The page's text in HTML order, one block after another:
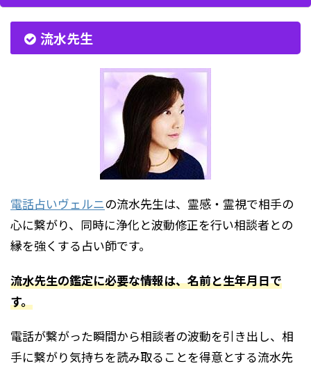
流水先生
電話占いヴェルニの流水先生は、霊感・霊視で相手の
心に繋がり、同時に浄化と波動修正を行い相談者との
縁を強くする占い師です。
流水先生の鑑定に必要な情報は、名前と生年月日で
す。
電話が繋がった瞬間から相談者の波動を引き出し、相
手に繋がり気持ちを読み取ることを得意とする流水先